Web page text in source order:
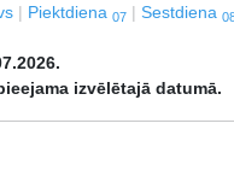
Piektdiena 07 Sestdiena
izvēlētajā datumā.